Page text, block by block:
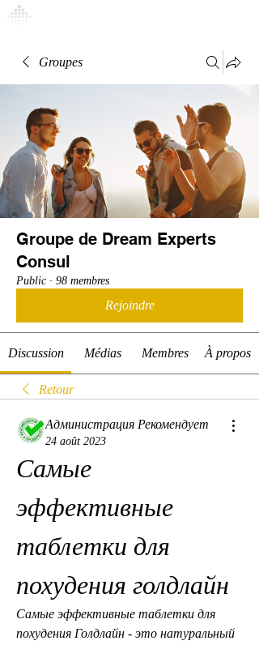
Groupes
Groupe de Dream Experts
Consul
Public · 98 membres
Rejoindre
Discussion Médias Membres À propos
Retour
Администрация Рекомендует
24 août 2023
Самые
эффективные
таблетки для
похудения голдлайн
Самые эффективные таблетки для
похудения Голдлайн - это натуральный